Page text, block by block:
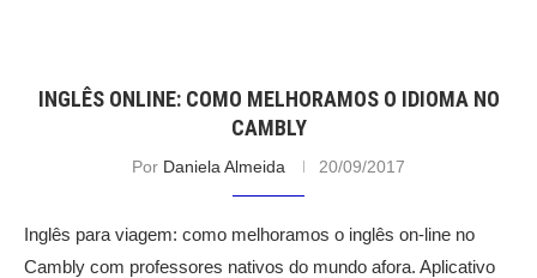
INGLÊS ONLINE: COMO MELHORAMOS O IDIOMA NO
CAMBLY
Por Daniela Almeida 20/09/2017
Inglês para viagem: como melhoramos o inglês on-line no
Cambly com professores nativos do mundo afora. Aplicativo